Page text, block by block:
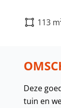
113
Deze
tuin en